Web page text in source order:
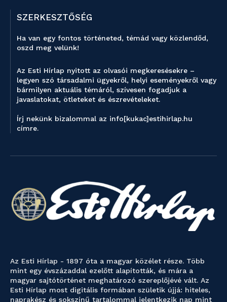
SZERKESZTŐSÉG
Ha van egy fontos történeted, témád vagy közlendőd,
oszd meg velünk!
Az Esti Hírlap nyitott az olvasói megkeresésekre –
legyen szó társadalmi ügyekről, helyi eseményekről vagy
bármilyen aktuális témáról, szívesen fogadjuk a
javaslatokat, ötleteket és észrevételeket.
Írj nekünk bizalommal az info[kukac]estihirlap.hu
címre.
Az Esti Hírlap - 1897 óta a magyar közélet része. Több
mint egy évszázaddal ezelőtt alapították, és mára a
magyar sajtótörténet meghatározó szereplőjévé vált. Az
Esti Hírlap most digitális formában születik újjá: hiteles,
naprakész és sokszínű tartalommal jelentkezik nap mint